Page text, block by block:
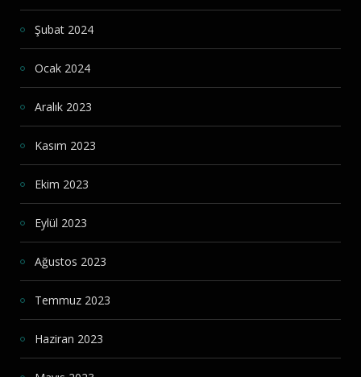
Şubat 2024
Ocak 2024
Aralık 2023
Kasım 2023
Ekim 2023
Eylül 2023
Ağustos 2023
Temmuz 2023
Haziran 2023